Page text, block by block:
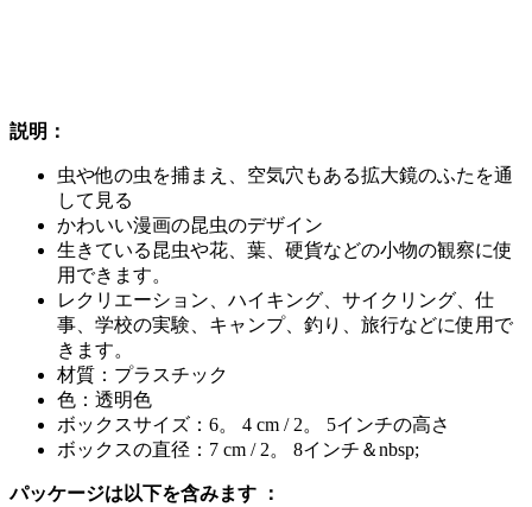
説明：
虫や他の虫を捕まえ、空気穴もある拡大鏡のふたを通
して見る
かわいい漫画の昆虫のデザイン
生きている昆虫や花、葉、硬貨などの小物の観察に使
用できます。
レクリエーション、ハイキング、サイクリング、仕
事、学校の実験、キャンプ、釣り、旅行などに使用で
きます。
材質：プラスチック
色：透明色
ボックスサイズ：6。 4 cm / 2。 5インチの高さ
ボックスの直径：7 cm / 2。 8インチ＆nbsp;
パッケージは以下を含みます ：